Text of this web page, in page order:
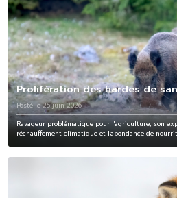
Prolifération des hardes de
Posté le 25 juin 2026
Ravageur problématique pour l'agriculture, son
réchauffement climatique et l'abondance de